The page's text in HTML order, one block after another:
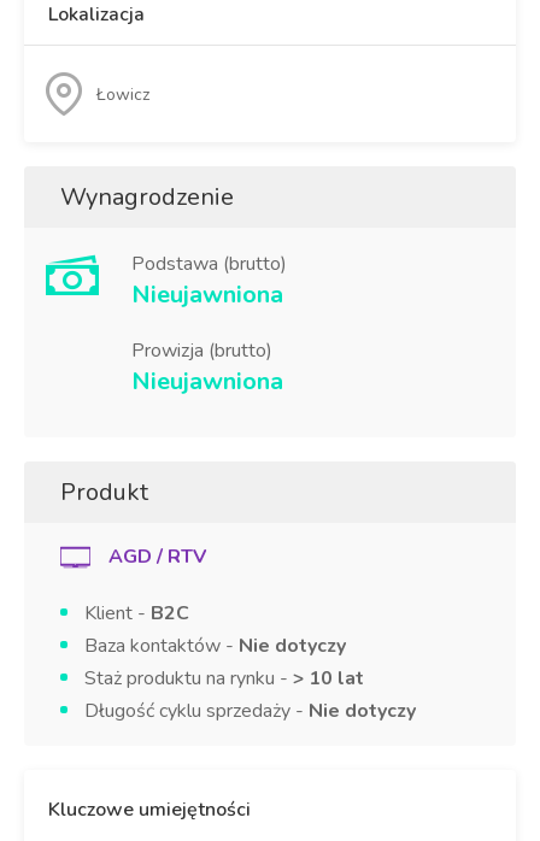
Lokalizacja
Łowicz
Wynagrodzenie
Podstawa (brutto)
Nieujawniona
Prowizja (brutto)
Nieujawniona
Produkt
AGD / RTV
Klient - B2C
Baza kontaktów - Nie dotyczy
Staż produktu na rynku - > 10 lat
Długość cyklu sprzedaży - Nie dotyczy
Kluczowe umiejętności